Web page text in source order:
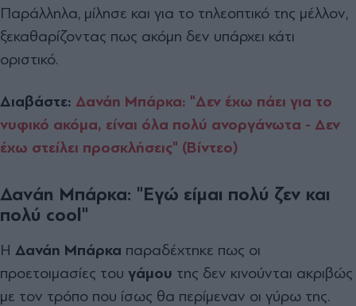
Παράλληλα, μίλησε και για το τηλεοπτικό της μέλλον,
ξεκαθαρίζοντας πως ακόμη δεν υπάρχει κάτι
οριστικό.
Διαβάστε: Δανάη Μπάρκα: "Δεν έχω πάει για το
νυφικό ακόμα, είναι όλα πολύ ανοργάνωτα - Δεν
έχω στείλει προσκλήσεις" (Βίντεο)
Δανάη Μπάρκα: "Εγώ είμαι πολύ ζεν και
πολύ cool"
Η Δανάη Μπάρκα παραδέχτηκε πως οι
προετοιμασίες του γάμου της δεν κινούνται ακριβώς
με τον τρόπο που ίσως θα περίμεναν οι γύρω της.